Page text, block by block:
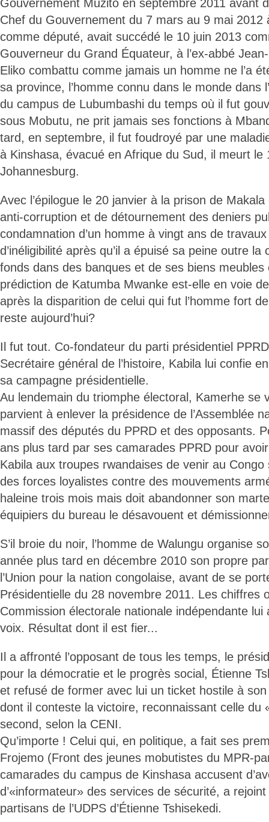
Gouvernement Muzito en septembre 2011 avant
Chef du Gouvernement du 7 mars au 9 mai 2012
comme député, avait succédé le 10 juin 2013
Gouverneur du Grand Équateur, à l’ex-abbé
Eliko combattu comme jamais un homme ne l’a
sa province, l’homme connu dans le monde dans
du campus de Lubumbashi du temps où il fut
sous Mobutu, ne prit jamais ses fonctions à
tard, en septembre, il fut foudroyé par une
à Kinshasa, évacué en Afrique du Sud, il meurt le
Johannesburg.
Avec l’épilogue le 20 janvier à la prison de
anti-corruption et de détournement des deniers
condamnation d’un homme à vingt ans de
d’inéligibilité après qu’il a épuisé sa peine outre la
fonds dans des banques et de ses biens meubles
prédiction de Katumba Mwanke est-elle en voie
après la disparition de celui qui fut l’homme fort
reste aujourd’hui?
Il fut tout. Co-fondateur du parti présidentiel
Secrétaire général de l’histoire, Kabila lui confie
sa campagne présidentielle.
Au lendemain du triomphe électoral, Kamerhe se
parvient à enlever la présidence de l’Assemblée
massif des députés du PPRD et des opposants.
ans plus tard par ses camarades PPRD pour
Kabila aux troupes rwandaises de venir au
des forces loyalistes contre des mouvements
haleine trois mois mais doit abandonner son
équipiers du bureau le désavouent et
S’il broie du noir, l’homme de Walungu organise
année plus tard en décembre 2010 son propre
l’Union pour la nation congolaise, avant de se
Présidentielle du 28 novembre 2011. Les chiffres
Commission électorale nationale indépendante
voix. Résultat dont il est fier...
Il a affronté l’opposant de tous les temps, le
pour la démocratie et le progrès social, Étienne
et refusé de former avec lui un ticket hostile à
dont il conteste la victoire, reconnaissant celle du
second, selon la CENI.
Qu’importe ! Celui qui, en politique, a fait ses
Frojemo (Front des jeunes mobutistes du MPR-
camarades du campus de Kinshasa accusent
d’«informateur» des services de sécurité, a
partisans de l’UDPS d’Étienne Tshisekedi.